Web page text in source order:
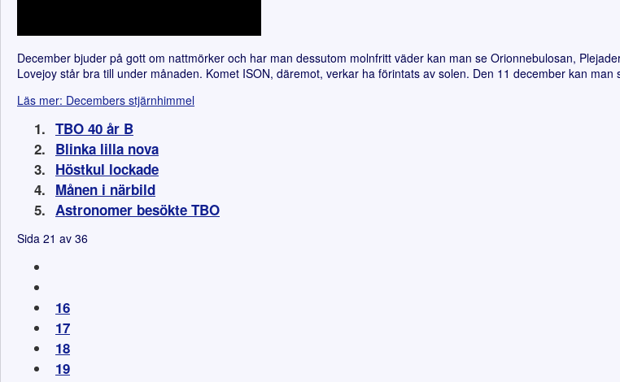
December bjuder på gott om nattmörker och har man dessutom molnfritt väder kan man se Orionnebulosan,
Lovejoy står bra till under månaden. Komet ISON, däremot, verkar ha förintats av solen. Den 11 december kan
Läs mer: Decembers stjärnhimmel
TBO 40 år B
Blinka lilla nova
Höstkul lockade
Månen i närbild
Astronomer besökte TBO
Sida 21 av 36
16
17
18
19